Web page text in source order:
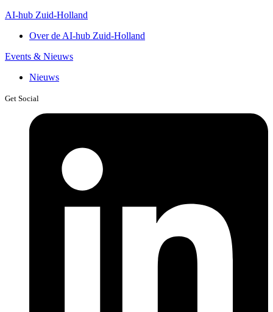
AI-hub Zuid-Holland
Over de AI-hub Zuid-Holland
Events & Nieuws
Nieuws
Get Social